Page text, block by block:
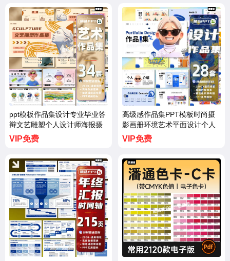
ppt模板作品集设计专业毕业答
辩文艺雕塑个人设计师海报摄
影展示【3728期】
VIP免费
高级感作品集PPT模板时尚摄
影画册环境艺术平面设计个人
创意汇报【3727期】
VIP免费